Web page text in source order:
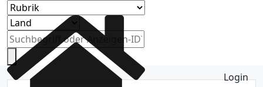
Login